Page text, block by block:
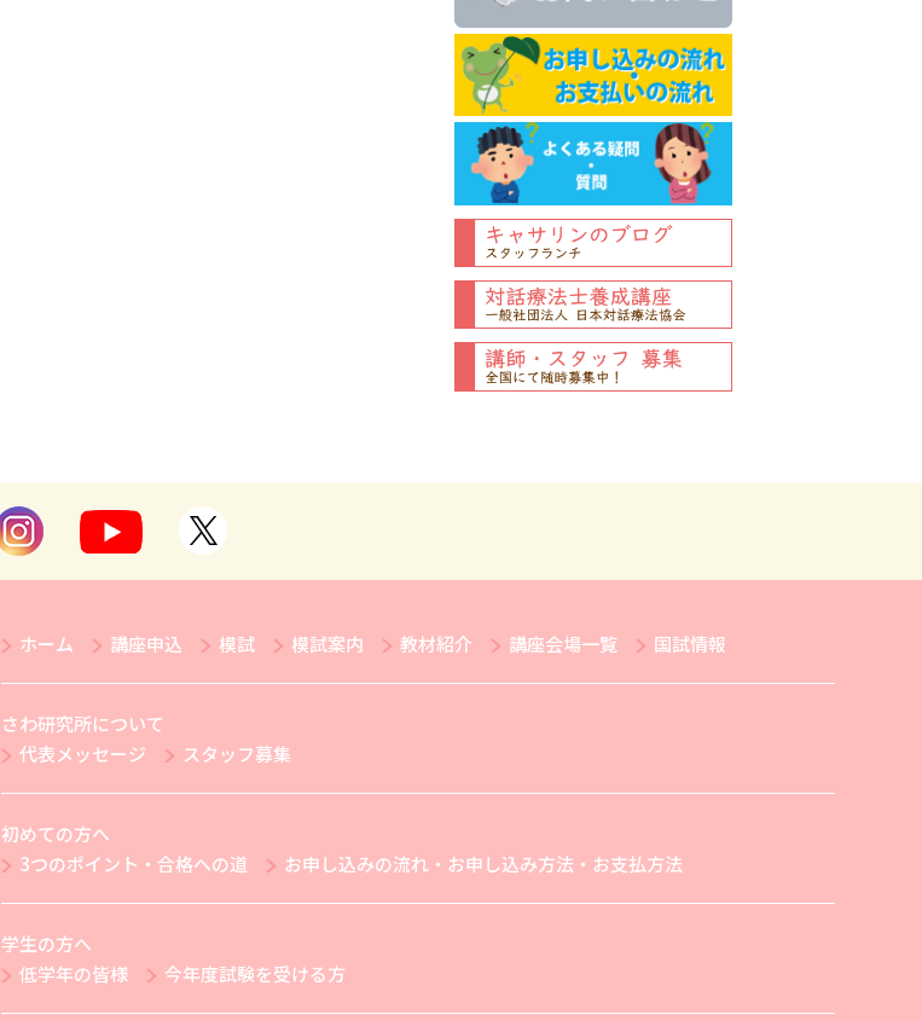
ホーム 講座申込 模試 模試案内 教材紹介 講座会場一覧 国試情報
さわ研究所について
代表メッセージ
スタッフ募集
初めての方へ
3つのポイント・合格への道
お申し込みの流れ・お申し込み方法・お支払方法
学生の方へ
低学年の皆様
今年度試験を受ける方